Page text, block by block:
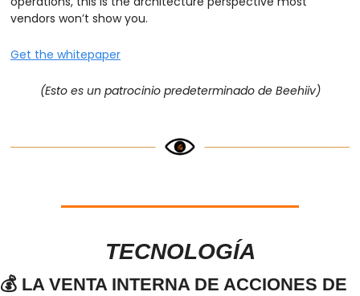
vendors won’t show you.
Get the whitepaper
(Esto es un patrocinio predeterminado de Beehiiv)
TECNOLOGÍA
💰 LA VENTA INTERNA DE ACCIONES DE